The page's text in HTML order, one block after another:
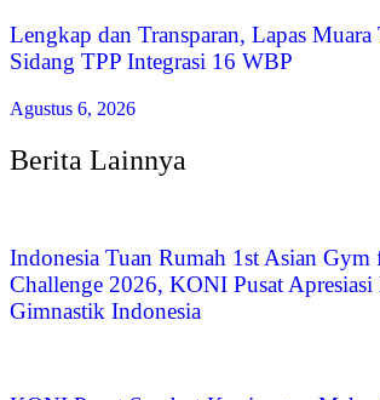
Lengkap dan Transparan, Lapas Muara
Sidang TPP Integrasi 16 WBP
Agustus 6, 2026
Berita Lainnya
Indonesia Tuan Rumah 1st Asian
Challenge 2026, KONI Pusat Apresiasi
Gimnastik Indonesia